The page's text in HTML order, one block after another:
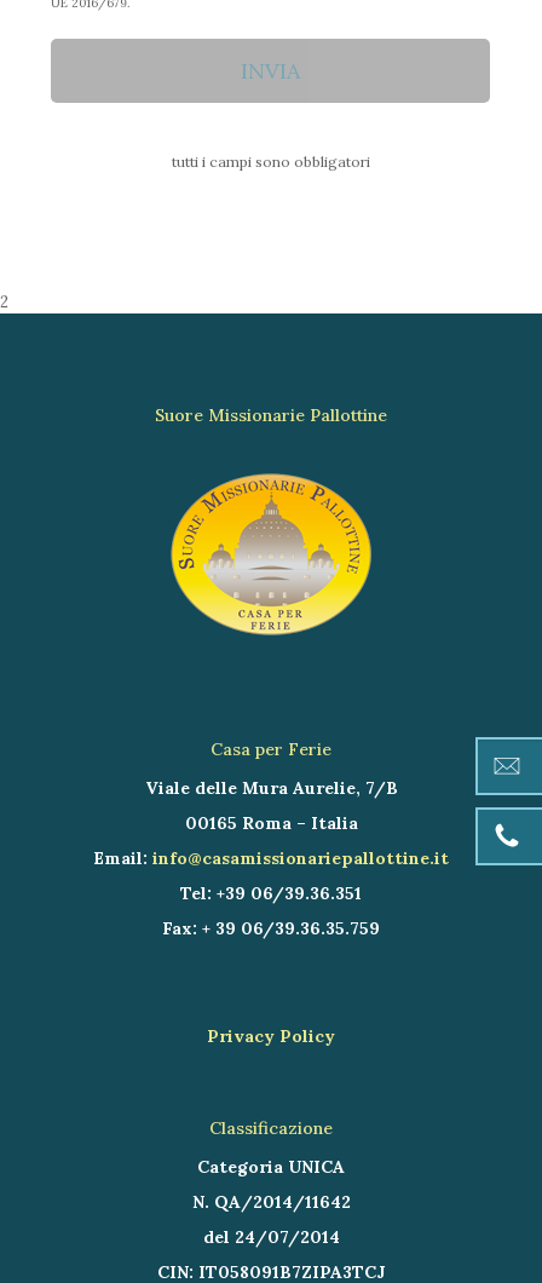
tutti i campi sono obbligatori
2
Suore Missionarie Pallottine
Casa per Ferie
Viale delle Mura Aurelie, 7/B
00165 Roma – Italia
Email: info@casamissionariepallottine.it
Tel: +39 06/39.36.351
Fax: + 39 06/39.36.35.759
Privacy Policy
Classificazione
Categoria UNICA
N. QA/2014/11642
del 24/07/2014
CIN: IT058091B7ZIPA3TCJ